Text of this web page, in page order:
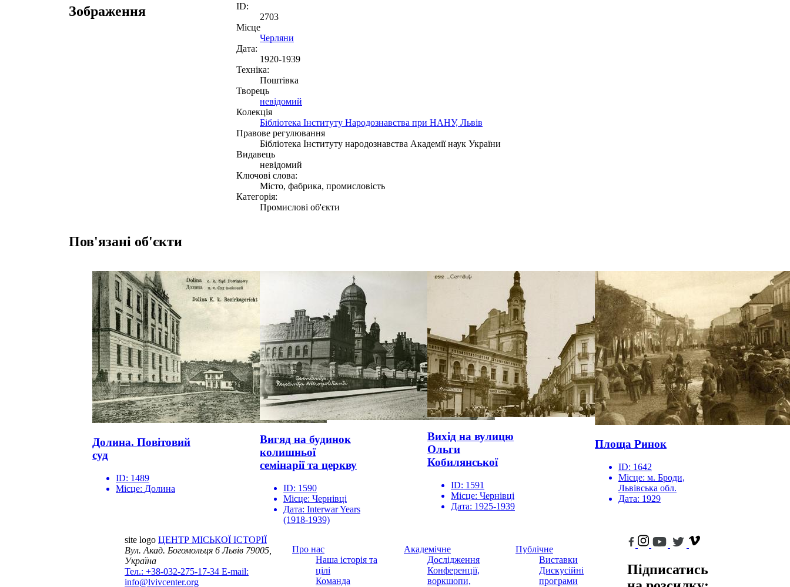
Зображення
ID:
2703
Місце
Черляни
Дата:
1920-1939
Техніка:
Поштівка
Творець
невідомий
Колекція
Бібліотека Інституту Народознавства при НАНУ, Львів
Правове регулювання
Бібліотека Інституту народознавства Академії наук України
Видавець
невідомий
Ключові слова:
Місто, фабрика, промисловість
Категорія:
Промислові об'єкти
Пов'язані об'єкти
Долина. Повітовий
суд
ID: 1489
Місце: Долина
Вигяд на будинок
колишньої
семінарії та церкву
ID: 1590
Місце: Чернівці
Дата: Interwar Years
(1918-1939)
Вихід на вулицю
Ольги
Кобилянської
ID: 1591
Місце: Чернівці
Дата: 1925-1939
Площа Ринок
ID: 1642
Місце: м. Броди,
Львівська обл.
Дата: 1929
site logo ЦЕНТР МІСЬКОЇ ІСТОРІЇ
Вул. Акад. Богомольця 6Львів 79005,
Україна
Тел.: +38-032-275-17-34 E-mail:
info@lvivcenter.org
Про нас
Наша історія та
цілі
Команда
Академічне
Дослідження
Конференції,
воркшопи,
Публічне
Виставки
Дискусійні
програми
Підписатись